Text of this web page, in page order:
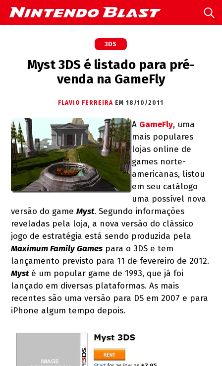
3DS
Myst 3DS é listado para pré-
venda na GameFly
FLAVIO FERREIRA EM 18/10/2011
A GameFly, uma
mais populares
lojas online de
games norte-
americanas, listou
em seu catálogo
uma possível nova
versão do gameMyst. Segundo informações
reveladas pela loja, a nova versão do clássico
jogo de estratégia está sendo produzida pela
Maximum Family Games para o 3DS e tem
lançamento previsto para 11 de fevereiro de 2012.
Mysté um popular game de 1993, que já foi
lançado em diversas plataformas. As mais
recentes são uma versão para DS em 2007 e para
iPhone algum tempo depois.